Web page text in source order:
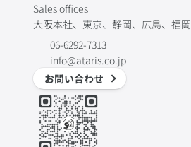
Sales offices
大阪本社、東京、静岡、広島、福岡
06-6292-7313
info@ataris.co.jp
お問い合わせ